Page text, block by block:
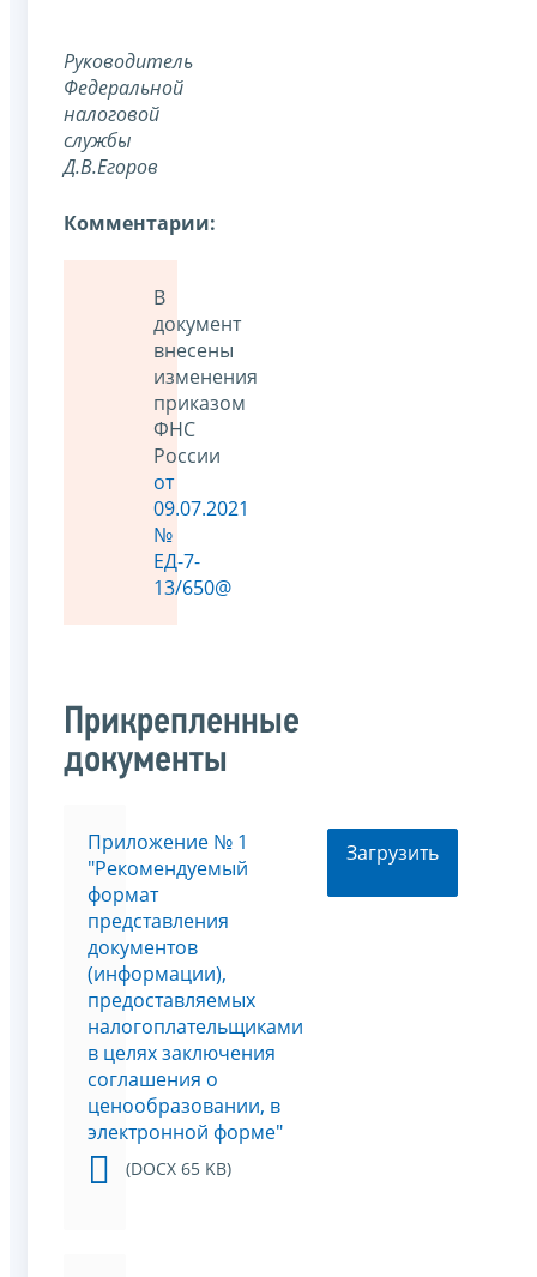
Руководитель
Федеральной
налоговой
службы
Д.В.Егоров
Комментарии:
В
документ
внесены
изменения
приказом
ФНС
России
от
09.07.2021
№
ЕД-7-
13/650@
Прикрепленные
документы
Приложение № 1
"Рекомендуемый
формат
представления
документов
(информации),
предоставляемых
налогоплательщиками
в целях заключения
соглашения о
ценообразовании, в
электронной форме"
(DOCX 65 KB)
Загрузить